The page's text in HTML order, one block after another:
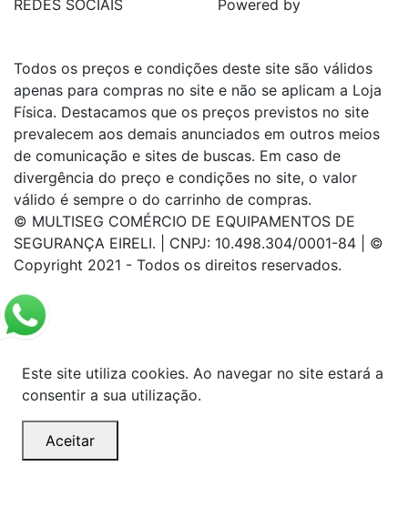
REDES SOCIAIS Powered by
Todos os preços e condições deste site são válidos
apenas para compras no site e não se aplicam a Loja
Física. Destacamos que os preços previstos no site
prevalecem aos demais anunciados em outros meios
de comunicação e sites de buscas. Em caso de
divergência do preço e condições no site, o valor
válido é sempre o do carrinho de compras.
© MULTISEG COMÉRCIO DE EQUIPAMENTOS DE
SEGURANÇA EIRELI. | CNPJ: 10.498.304/0001-84 | ©
Copyright 2021 - Todos os direitos reservados.
Este site utiliza cookies. Ao navegar no site estará a
consentir a sua utilização.
Aceitar